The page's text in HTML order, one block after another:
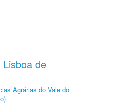
Lisboa de
Agrárias do Vale do